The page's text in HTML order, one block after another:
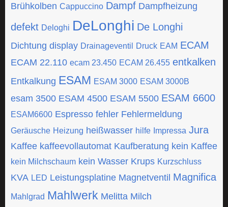
Brühkolben Cappuccino Dampf Dampfheizung
defekt Deloghi DeLonghi De Longhi
Dichtung display Drainageventil Druck EAM ECAM
ECAM 22.110 ecam 23.450 ECAM 26.455 entkalken
Entkalkung ESAM ESAM 3000 ESAM 3000B
esam 3500 ESAM 4500 ESAM 5500 ESAM 6600
ESAM6600 Espresso fehler Fehlermeldung
Geräusche Heizung heißwasser hilfe Impressa Jura
Kaffee kaffeevollautomat Kaufberatung kein Kaffee
kein Milchschaum kein Wasser Krups Kurzschluss
KVA LED Leistungsplatine Magnetventil Magnifica
Mahlgrad Mahlwerk Melitta Milch